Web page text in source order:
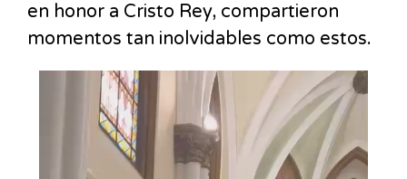
en honor a Cristo Rey, compartieron
momentos tan inolvidables como estos.